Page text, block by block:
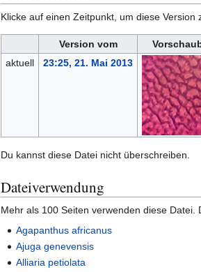
Klicke auf einen Zeitpunkt, um diese Version
Version vom
aktuell
23:25, 21. Mai 2013
Du kannst diese Datei nicht überschreiben.
Dateiverwendung
Mehr als 100 Seiten verwenden diese
Agapanthus africanus
Ajuga genevensis
Alliaria petiolata